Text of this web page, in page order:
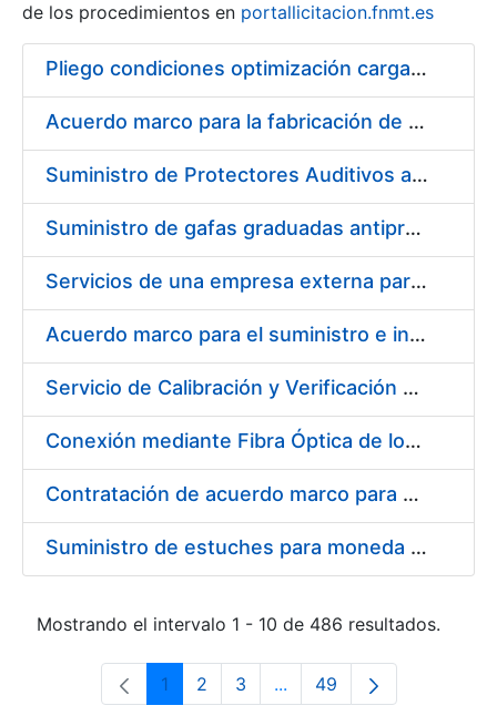
de los procedimientos en portallicitacion.fnmt.es
Pliego condiciones optimización cargas compras firmado
Acuerdo marco para la fabricación de piezas
Suministro de Protectores Auditivos a medida para las personas trabajadoras de los Centros de Trabajo de Madrid y Burgos
Suministro de gafas graduadas antiproyecciones para los trabajadores de la FNMT-RCM en los centros de trabajo de Madrid y Burgos
Servicios de una empresa externa para el asesoramiento y resolución de los recursos de alzada que se presentan relacionados con procesos de selección para la FNMT-RCM
Acuerdo marco para el suministro e instalación de persianas, estores y otros complementos
Servicio de Calibración y Verificación Externa de los Equipos de Medición del Servicio de Prevención de la FNMT-RCM
Conexión mediante Fibra Óptica de los Centros de Proceso de Datos (CPDs) de las sedes de la FNMT-RCM de Burgos y Madrid
Contratación de acuerdo marco para el Suministro de Material de Electricidad para la Fábrica Nacional de Moneda y Timbre-Real Casa de la Moneda en su centro de trabajo de Burgos
Suministro de estuches para moneda de 30 €
Mostrando el intervalo 1 - 10 de 486 resultados.
Página
1 Página
2 Página
3 ...Páginas intermedias Use
Página
49